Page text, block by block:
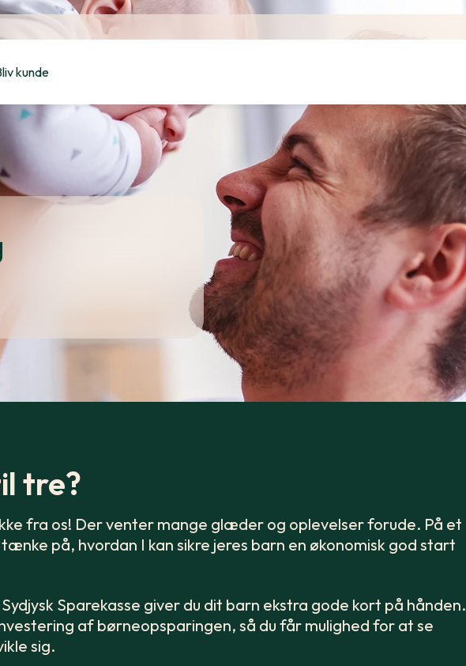
kunde
tre?
fra os! Der venter mange glæder og oplevelser forude. På et
på, hvordan I kan sikre jeres barn en økonomisk god start
Sparekasse giver du dit barn ekstra gode kort på hånden.
af børneopsparingen, så du får mulighed for at se
sig.